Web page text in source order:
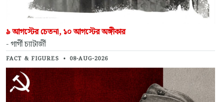
৯ আগস্টের চেতনা, ১০ আগস্টের অঙ্গীকার
- গার্গী চ্যাটার্জী
FACT & FIGURES • 08-AUG-2026